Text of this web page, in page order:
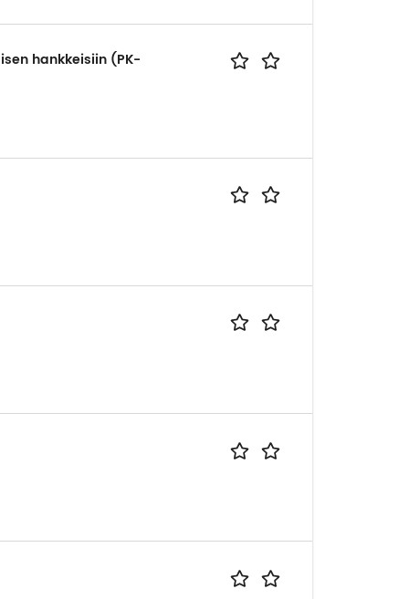
hankkeisiin (PK-